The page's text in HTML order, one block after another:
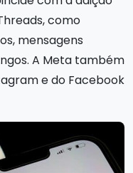
como
mensagens
A Meta também
e do Facebook